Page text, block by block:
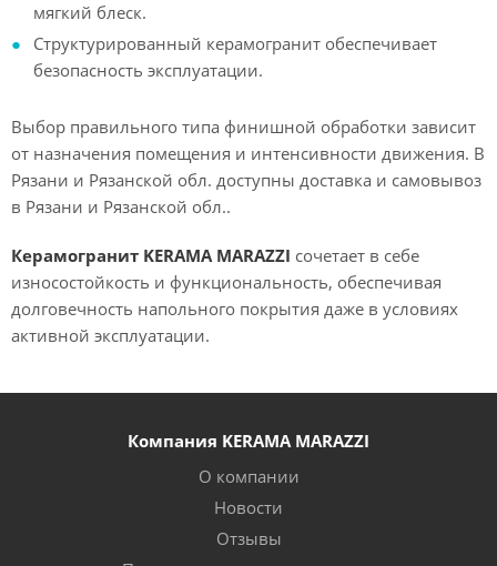
мягкий блеск.
Структурированный керамогранит обеспечивает
безопасность эксплуатации.
Выбор правильного типа финишной обработки зависит
от назначения помещения и интенсивности движения. В
Рязани и Рязанской обл. доступны доставка и самовывоз
в Рязани и Рязанской обл..
Керамогранит KERAMA MARAZZI сочетает в себе
износостойкость и функциональность, обеспечивая
долговечность напольного покрытия даже в условиях
активной эксплуатации.
Компания KERAMA MARAZZI
О компании
Новости
Отзывы